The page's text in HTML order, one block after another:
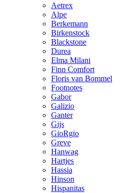
Aetrex
Alpe
Berkemann
Birkenstock
Blackstone
Durea
Elma Milani
Finn Comfort
Floris van Bommel
Footnotes
Gabor
Galizio
Ganter
Gijs
GioRgio
Greve
Hanwag
Hartjes
Hassia
Hinson
Hispanitas